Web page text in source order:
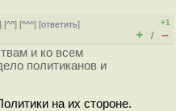
] [^^] [^^^] [ответить]
+1
+ / –
и ко всем
политиканов и
на их стороне.